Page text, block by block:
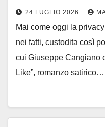
24 LUGLIO 2026
Mai come oggi la
nei fatti, custodita così
cui Giuseppe Cangiano
Like”, romanzo satirico…